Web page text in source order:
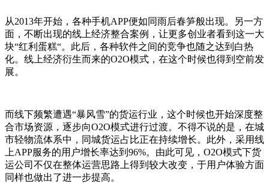
从2013年开始，各种手机APP便如同雨后春笋般出现。另一方
面，不断出现的线上经济整合案例，让更多创业者看到这一大
块“红利蛋糕“。此后，各种软件之间的竞争也随之达到白热
化。线上经济衍生而来的O2O模式，在这个时候也得到空前发
展。
而线下频繁遭遇“暴风雪”的货运行业，这个时候也开始深度整
合市场资源，逐步向O2O模式进行过渡。不得不说的是，在城
市轻物流体系中，同城货运占比正在持续增长。此外，采用线
上APP服务的用户增长率达到96%。由此可见，O2O模式下货
运公司不仅在整体运营思路上得到较大改变，于用户体验方面
同样也做出了进一步提高。